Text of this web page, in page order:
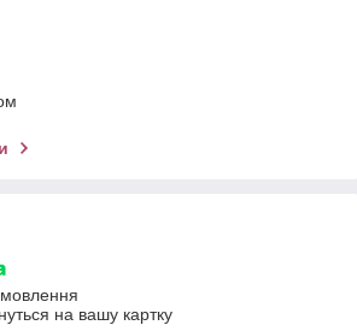
на вашу картку